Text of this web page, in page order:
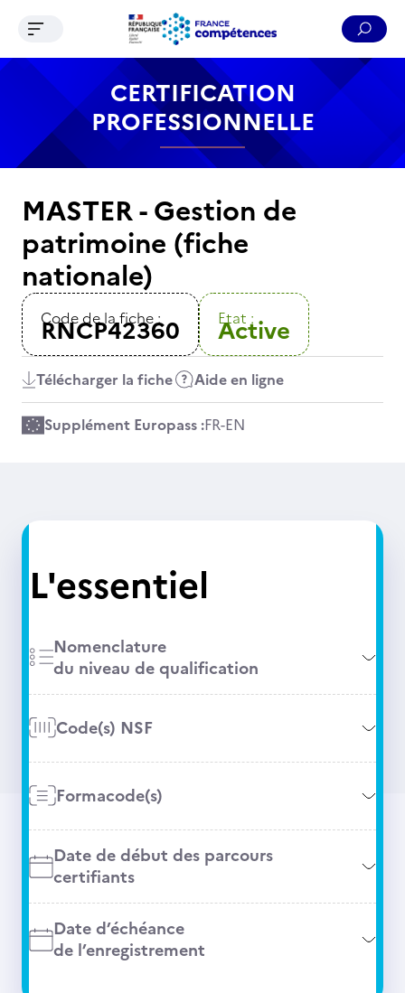
Contenu Recherche Menu Pied de page
Ouvrir le menu de navigation
CERTIFICATION
PROFESSIONNELLE
MASTER - Gestion de
patrimoine (fiche
nationale)
Code de la fiche :
RNCP42360 Etat :
Active
Télécharger la fiche Aide en ligne
Supplément Europass :FR-EN
L'essentiel
Nomenclature
du niveau de qualification
Code(s) NSF
Formacode(s)
Date de début des parcours
certifiants
Date d’échéance
de l’enregistrement